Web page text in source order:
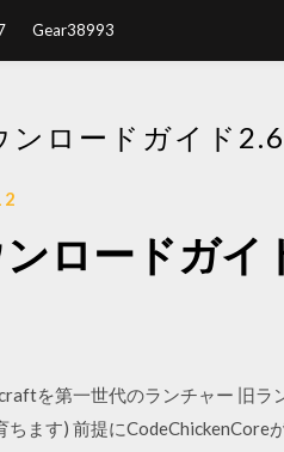
Gear38993
ンロードガイド
ロードガイ
を第一世代のランチャー 旧ラ
ます) 前提にCodeChickenCore